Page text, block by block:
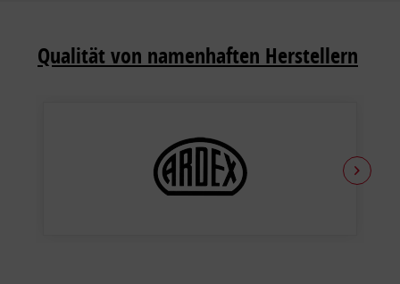
Qualität von namenhaften Herstellern